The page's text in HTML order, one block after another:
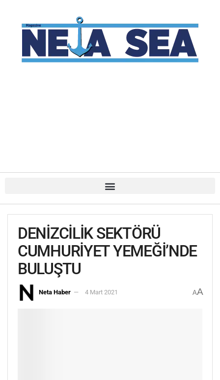
DENİZCİLİK SEKTÖRÜ
CUMHURİYET YEMEĞİ’NDE
BULUŞTU
Neta Haber 4 Mart 2021 AA